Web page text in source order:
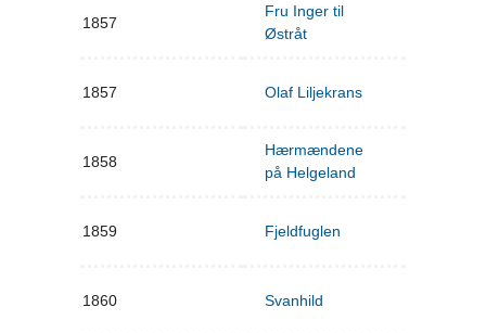
1857
Fru Inger til
Østråt
1857 Olaf Liljekrans
1858
Hærmændene
på Helgeland
1859 Fjeldfuglen
1860 Svanhild